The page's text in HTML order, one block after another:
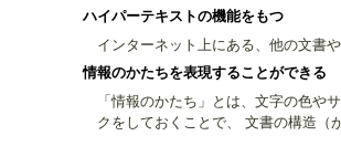
ハイパーテキストの機能をもつ
インターネット上にある、他の文書
情報のかたちを表現することができる
「情報のかたち」とは、文字の色や
クをしておくことで、 文書の構造（